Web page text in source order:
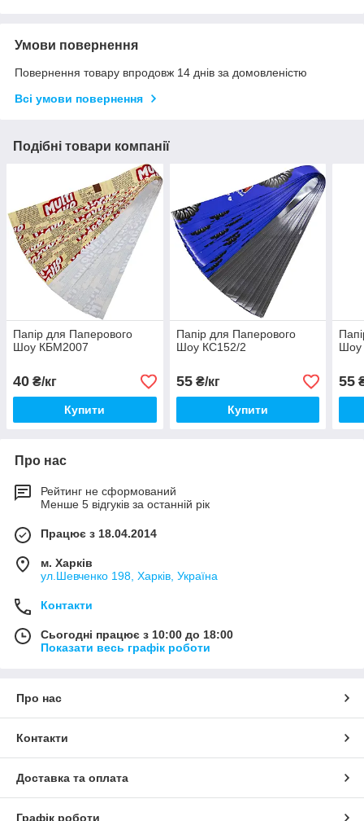
Умови повернення
Повернення товару впродовж 14 днів за домовленістю
Всі умови повернення
Подібні товари компанії
Папір для Паперового
Шоу КБМ2007
40 ₴/кг
Купити
Папір для Паперового
Шоу КС152/2
55₴/кг
Купити
Шоу
55
Про нас
Рейтинг не сформований
Менше 5 відгуків за останній рік
Працює з 18.04.2014
м. Харків
ул.Шевченко 198, Харків, Україна
Контакти
Сьогодні працює з 10:00 до 18:00
Показати весь графік роботи
Про нас
Контакти
Доставка та оплата
Графік роботи